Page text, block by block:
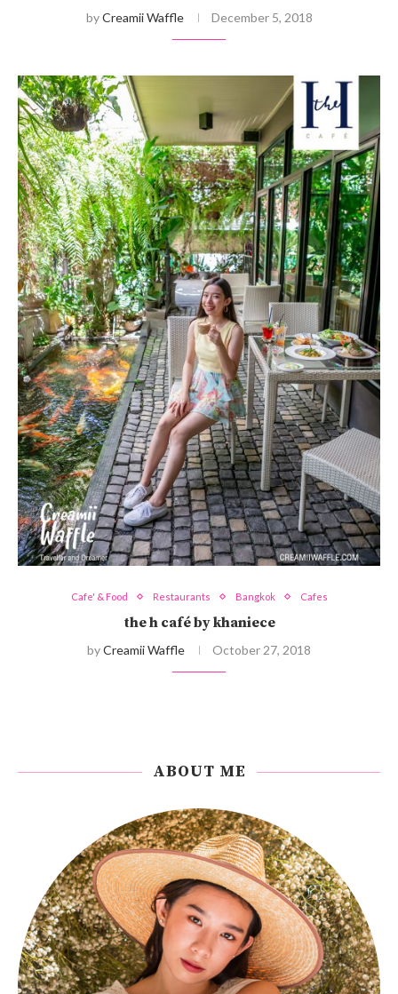
byCreamii Waffle December 5, 2018
Cafe' & Food Restaurants Bangkok Cafes
the h café by khaniece
byCreamii Waffle October 27, 2018
ABOUT ME